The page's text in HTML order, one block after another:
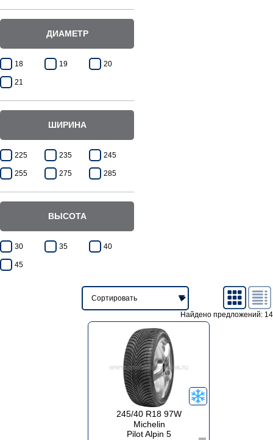
ДИАМЕТР
18 19 20
21
ШИРИНА
225 235 245
255 275 285
ВЫСОТА
30 35 40
45
Найдено предложений: 14
245/40 R18 97W
Michelin
Pilot Alpin 5